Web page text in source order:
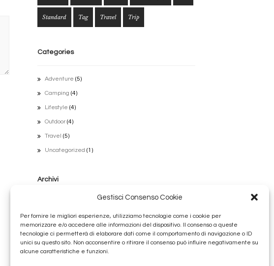
Gestisci Consenso Cookie
Per fornire le migliori esperienze, utilizziamo tecnologie come i cookie per
memorizzare e/o accedere alle informazioni del dispositivo. Il consenso a queste
tecnologie ci permetterà di elaborare dati come il comportamento di navigazione o ID
unici su questo sito. Non acconsentire o ritirare il consenso può influire negativamente su
alcune caratteristiche e funzioni.
Standard Tag Travel Trip
Categories
Adventure (5)
Camping (4)
Lifestyle (4)
Outdoor(4)
Travel (5)
Uncategorized (1)
Archivi
Ottobre 2016
Febbraio 2016
Gennaio 2016